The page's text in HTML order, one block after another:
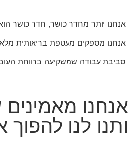
אנחנו יותר מחדר כושר, חדר כושר
אנחנו מספקים מעטפת בריאותית
סביבת עבודה שמשקיעה ברווחת
אנחנו
ותנו לנו